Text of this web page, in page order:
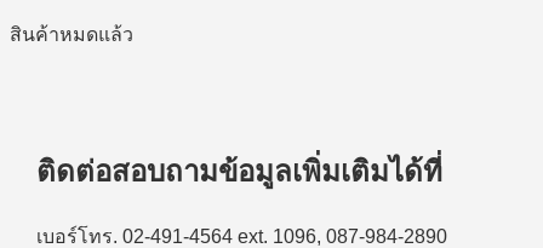
สินค้าหมดแล้ว
ติดต่อสอบถามข้อมูลเพิ่มเติมได้ที่
เบอร์โทร. 02-491-4564 ext. 1096, 087-984-2890